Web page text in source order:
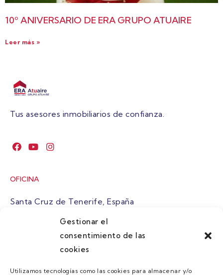
Gestionar el
consentimiento de las
cookies
Utilizamos tecnologías como las cookies para almacenar y/o
10º ANIVERSARIO DE ERA GRUPO ATUAIRE
Leer más »
Tus asesores inmobiliarios de confianza.
OFICINA
Santa Cruz de Tenerife, España
atuaire@grupoatuaire.com
+34 638765829